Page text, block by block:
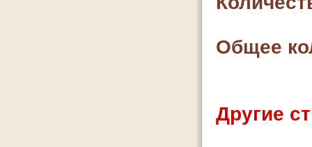
Общее
Другие